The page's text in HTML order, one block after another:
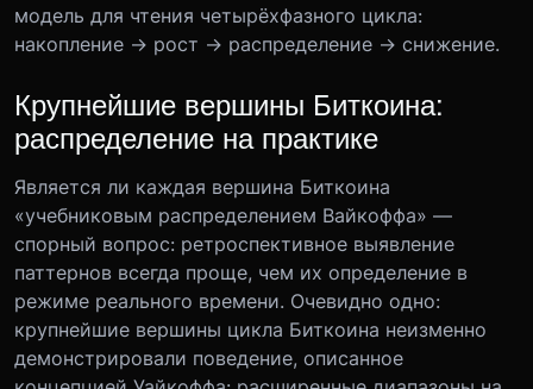
модель для чтения четырёхфазного цикла:
накопление → рост → распределение → снижение.
Крупнейшие вершины Биткоина:
распределение на практике
Является ли каждая вершина Биткоина
«учебниковым распределением Вайкоффа» —
спорный вопрос: ретроспективное выявление
паттернов всегда проще, чем их определение в
режиме реального времени. Очевидно одно:
крупнейшие вершины цикла Биткоина неизменно
демонстрировали поведение, описанное